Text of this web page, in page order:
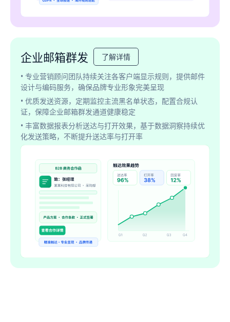
企业邮箱群发
了解详情
• 专业营销顾问团队持续关注各客户端显示规则，提供邮件
设计与编码服务，确保品牌专业形象完美呈现
• 优质发送资源，定期监控主流黑名单状态，配置合规认
证，保障企业邮箱群发通道健康稳定
• 丰富数据报表分析送达与打开效果，基于数据洞察持续优
化发送策略，不断提升送达率与打开率